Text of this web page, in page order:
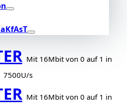
Mit 16Mbit von 0 auf 1 in
7500U/s
Mit 16Mbit von 0 auf 1 in